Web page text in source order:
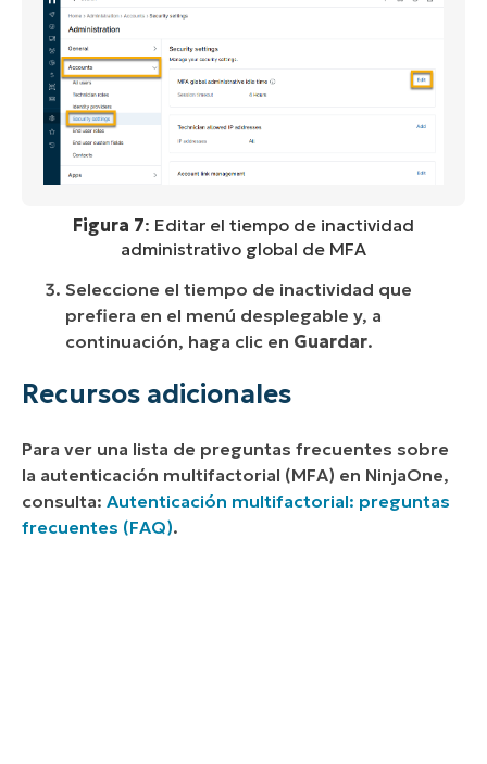
Figura 7: Editar el tiempo de inactividad
administrativo global de MFA
Seleccione el tiempo de inactividad que
prefiera en el menú desplegable y, a
continuación, haga clic en Guardar.
Recursos adicionales
Para ver una lista de preguntas frecuentes sobre
la autenticación multifactorial (MFA) en NinjaOne,
consulta: Autenticación multifactorial: preguntas
frecuentes (FAQ).